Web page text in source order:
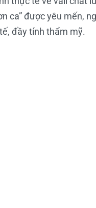
ca” được yêu mến,
đầy tính thẩm mỹ.